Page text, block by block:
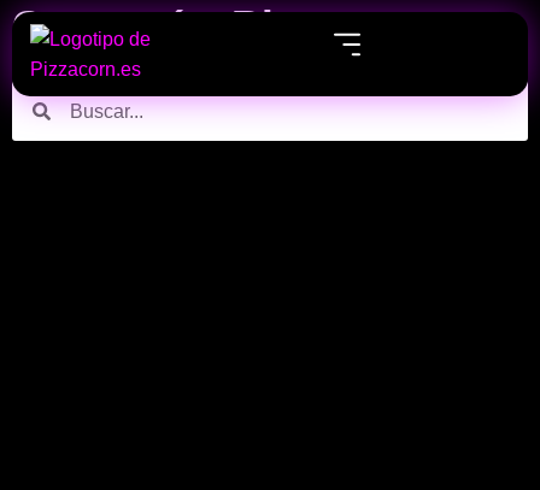
Categoría: Blog
Echa un vistazo a nuestros últimos post sobre Blog